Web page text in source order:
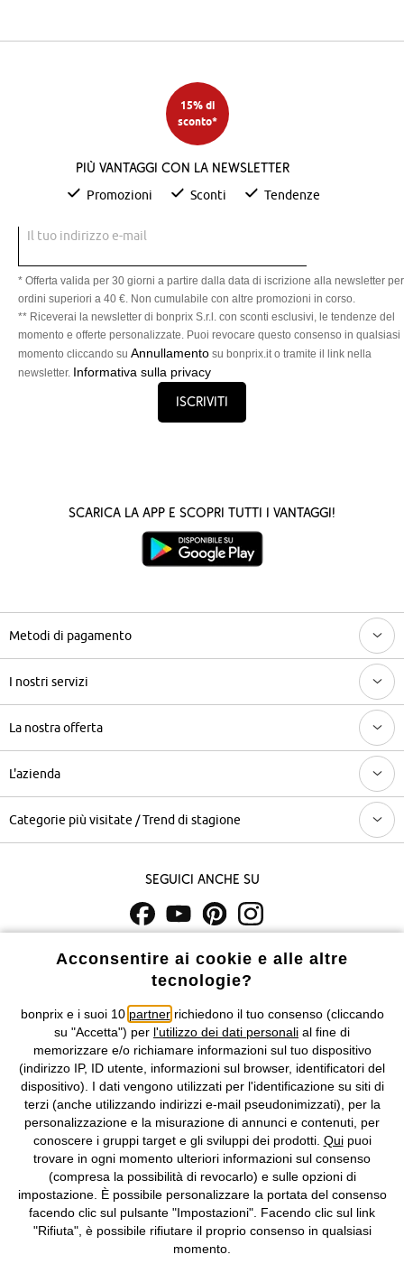
15% di
sconto*
Più vantaggi con la newsletter
Promozioni Sconti Tendenze
Il tuo indirizzo e-mail
* Offerta valida per 30 giorni a partire dalla data di iscrizione alla newsletter per
ordini superiori a 40 €. Non cumulabile con altre promozioni in corso.
** Riceverai la newsletter di bonprix S.r.l. con sconti esclusivi, le tendenze del
momento e offerte personalizzate. Puoi revocare questo consenso in qualsiasi
momento cliccando su Annullamento su bonprix.it o tramite il link nella
newsletter. Informativa sulla privacy
Iscriviti
Scarica la App e scopri tutti i vantaggi!
Metodi di pagamento
I nostri servizi
La nostra offerta
L'azienda
Categorie più visitate / Trend di stagione
Seguici anche su
I prezzi sono IVA inclusa. Non includonole spese di spedizione e i
Condizioni di vendita Accessibilità
Informativa privacy e cookie Gestione dei cookie
Informazioni legali Diritto di recesso
© 2026 bonprix.
Tutti i diritti riservati.
bonprix S.r.l. con socio unico, sede legale: via Adua 33 - 13855
Valdengo (BI) C.F. 01510910027 - P.I. 01939830020, Reg. Imprese di
Biella n. 01510910027, R.E.A. BI - 171345, N. Reg. Pile:
IT09060P00000858, N. Reg. AEE: IT08020000002105 Capitale
Sociale: euro 1.000.000 i.v, Società soggetta all'attività di direzione
e coordinamento di bonprix Beteiligungs -Verwaltungsgesellschaft
Acconsentire ai cookie e alle altre
tecnologie?
bonprix e i suoi 10 partnerrichiedono il tuo consenso (cliccando
su "Accetta") per l'utilizzo dei dati personali al fine di
memorizzare e/o richiamare informazioni sul tuo dispositivo
(indirizzo IP, ID utente, informazioni sul browser, identificatori del
dispositivo). I dati vengono utilizzati per l'identificazione su siti di
terzi (anche utilizzando indirizzi e-mail pseudonimizzati), per la
personalizzazione e la misurazione di annunci e contenuti, per
conoscere i gruppi target e gli sviluppi dei prodotti. Quipuoi
trovare in ogni momento ulteriori informazioni sul consenso
(compresa la possibilità di revocarlo) e sulle opzioni di
impostazione. È possibile personalizzare la portata del consenso
facendo clic sul pulsante "Impostazioni". Facendo clic sul link
"Rifiuta", è possibile rifiutare il proprio consenso in qualsiasi
momento.